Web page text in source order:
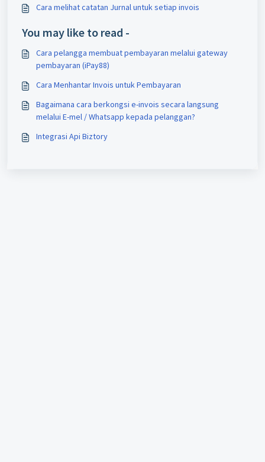
Cara melihat catatan Jurnal untuk setiap invois
You may like to read -
Cara pelangga membuat pembayaran melalui gateway
pembayaran (iPay88)
Cara Menhantar Invois untuk Pembayaran
Bagaimana cara berkongsi e-invois secara langsung
melalui E-mel / Whatsapp kepada pelanggan?
Integrasi Api Biztory